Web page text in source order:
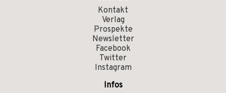
Kontakt
Verlag
Prospekte
Newsletter
Facebook
Twitter
Instagram
Infos